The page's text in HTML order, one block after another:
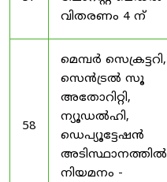
വിതരണം 4 ന്
58
മെമ്പർ സെക്രട്ടറി,
സെൻട്രൽ സൂ
അതോറിറ്റി,
ന്യൂഡൽഹി,
ഡെപ്യൂട്ടേഷൻ
അടിസ്ഥാനത്തിൽ
നിയമനം -